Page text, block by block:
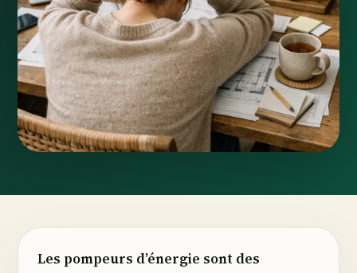
Les pompeurs d’énergie sont des